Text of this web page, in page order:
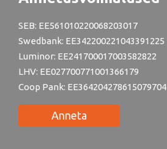
SEB: EE561010220068203017
Swedbank: EE342200221043391225
Luminor: EE241700017003582822
LHV: EE027700771001366179
Coop Pank: EE364204278615079704
Anneta